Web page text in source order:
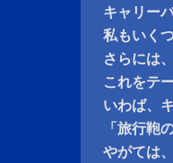
キャリー
私もいく
さらには、
これをテ
いわば、
「旅行鞄
やがては